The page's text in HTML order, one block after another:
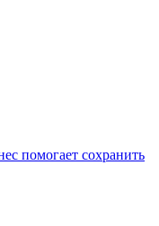
помогает сохранить